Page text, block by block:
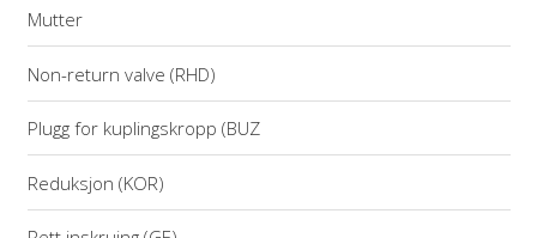
Mutter
Non-return valve (RHD)
Plugg for kuplingskropp (BUZ
Reduksjon (KOR)